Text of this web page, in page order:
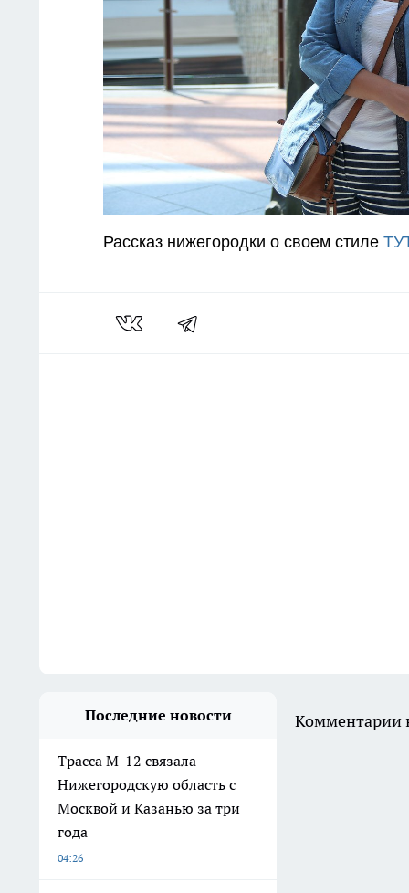
Рассказ нижегородки о своем стиле
Последние новости
Трасса М-12 связала
Нижегородскую область с
Москвой и Казанью за три
года
04:26
Комментарии